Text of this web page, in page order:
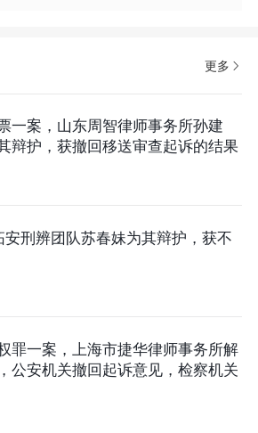
更多
一案，山东周智律师事务所孙建
辩护，获撤回移送审查起诉的结果
刑辨团队苏春妹为其辩护，获不
罪一案，上海市捷华律师事务所解
公安机关撤回起诉意见，检察机关